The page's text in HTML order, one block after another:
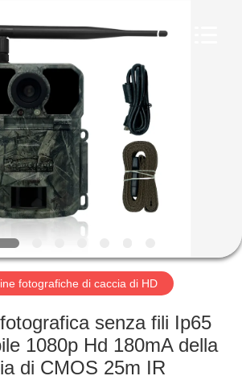
fotografiche di caccia di HD
senza fili Ip65
1080p Hd 180mA della
di CMOS 25m IR